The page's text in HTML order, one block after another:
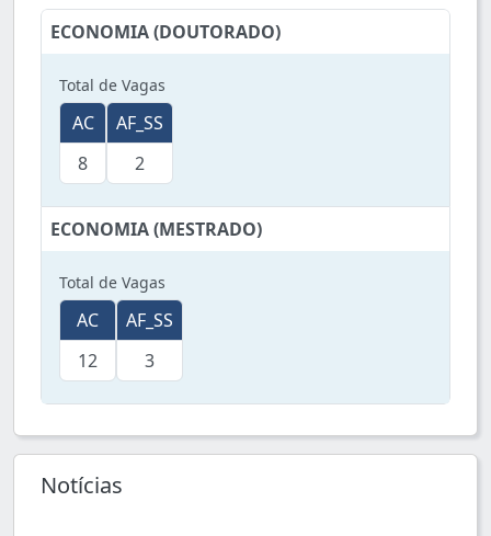
ECONOMIA (DOUTORADO)
Total de Vagas
AC
8
AF_SS
2
ECONOMIA (MESTRADO)
Total de Vagas
AC
12
AF_SS
3
Notícias